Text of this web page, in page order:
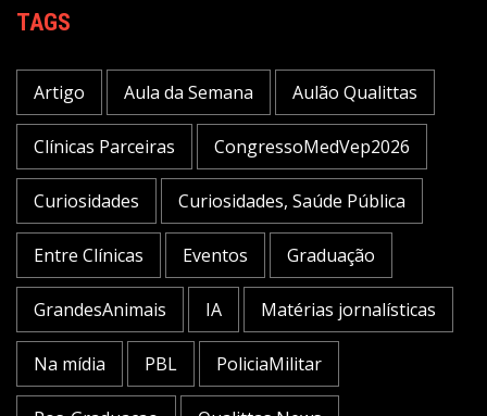
TAGS
Artigo Aula da Semana Aulão Qualittas
Clínicas Parceiras CongressoMedVep2026
Curiosidades Curiosidades, Saúde Pública
Entre Clínicas Eventos Graduação
GrandesAnimais IA Matérias jornalísticas
Na mídia PBL PoliciaMilitar